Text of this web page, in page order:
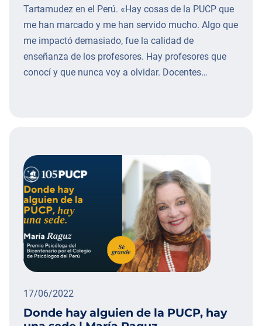
Tartamudez en el Perú. «Hay cosas de la PUCP que
me han marcado y me han servido mucho. Algo que
me impactó demasiado, fue la calidad de
enseñanza de los profesores. Hay profesores que
conocí y que nunca voy a olvidar. Docentes…
17/06/2022
Donde hay alguien de la PUCP, hay